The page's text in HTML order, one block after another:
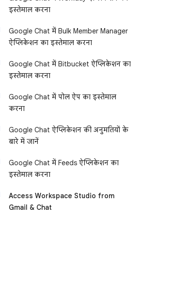
इस्तेमाल करना
Google Chat में Bulk Member Manager
ऐप्लिकेशन का इस्तेमाल करना
Google Chat में Bitbucket ऐप्लिकेशन का
इस्तेमाल करना
Google Chat में पोल ऐप का इस्तेमाल
करना
Google Chat ऐप्लिकेशन की अनुमतियों के
बारे में जानें
Google Chat में Feeds ऐप्लिकेशन का
इस्तेमाल करना
Access Workspace Studio from
Gmail & Chat